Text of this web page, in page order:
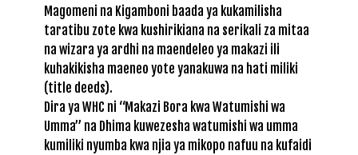
Magomeni na Kigamboni baada ya kukamilisha
taratibu zote kwa kushirikiana na serikali za mitaa
na wizara ya ardhi na maendeleo ya makazi ili
kuhakikisha maeneo yote yanakuwa na hati miliki
(title deeds).
Dira ya WHC ni “Makazi Bora kwa Watumishi wa
Umma” na Dhima kuwezesha watumishi wa umma
kumiliki nyumba kwa njia ya mikopo nafuu na kufaidi